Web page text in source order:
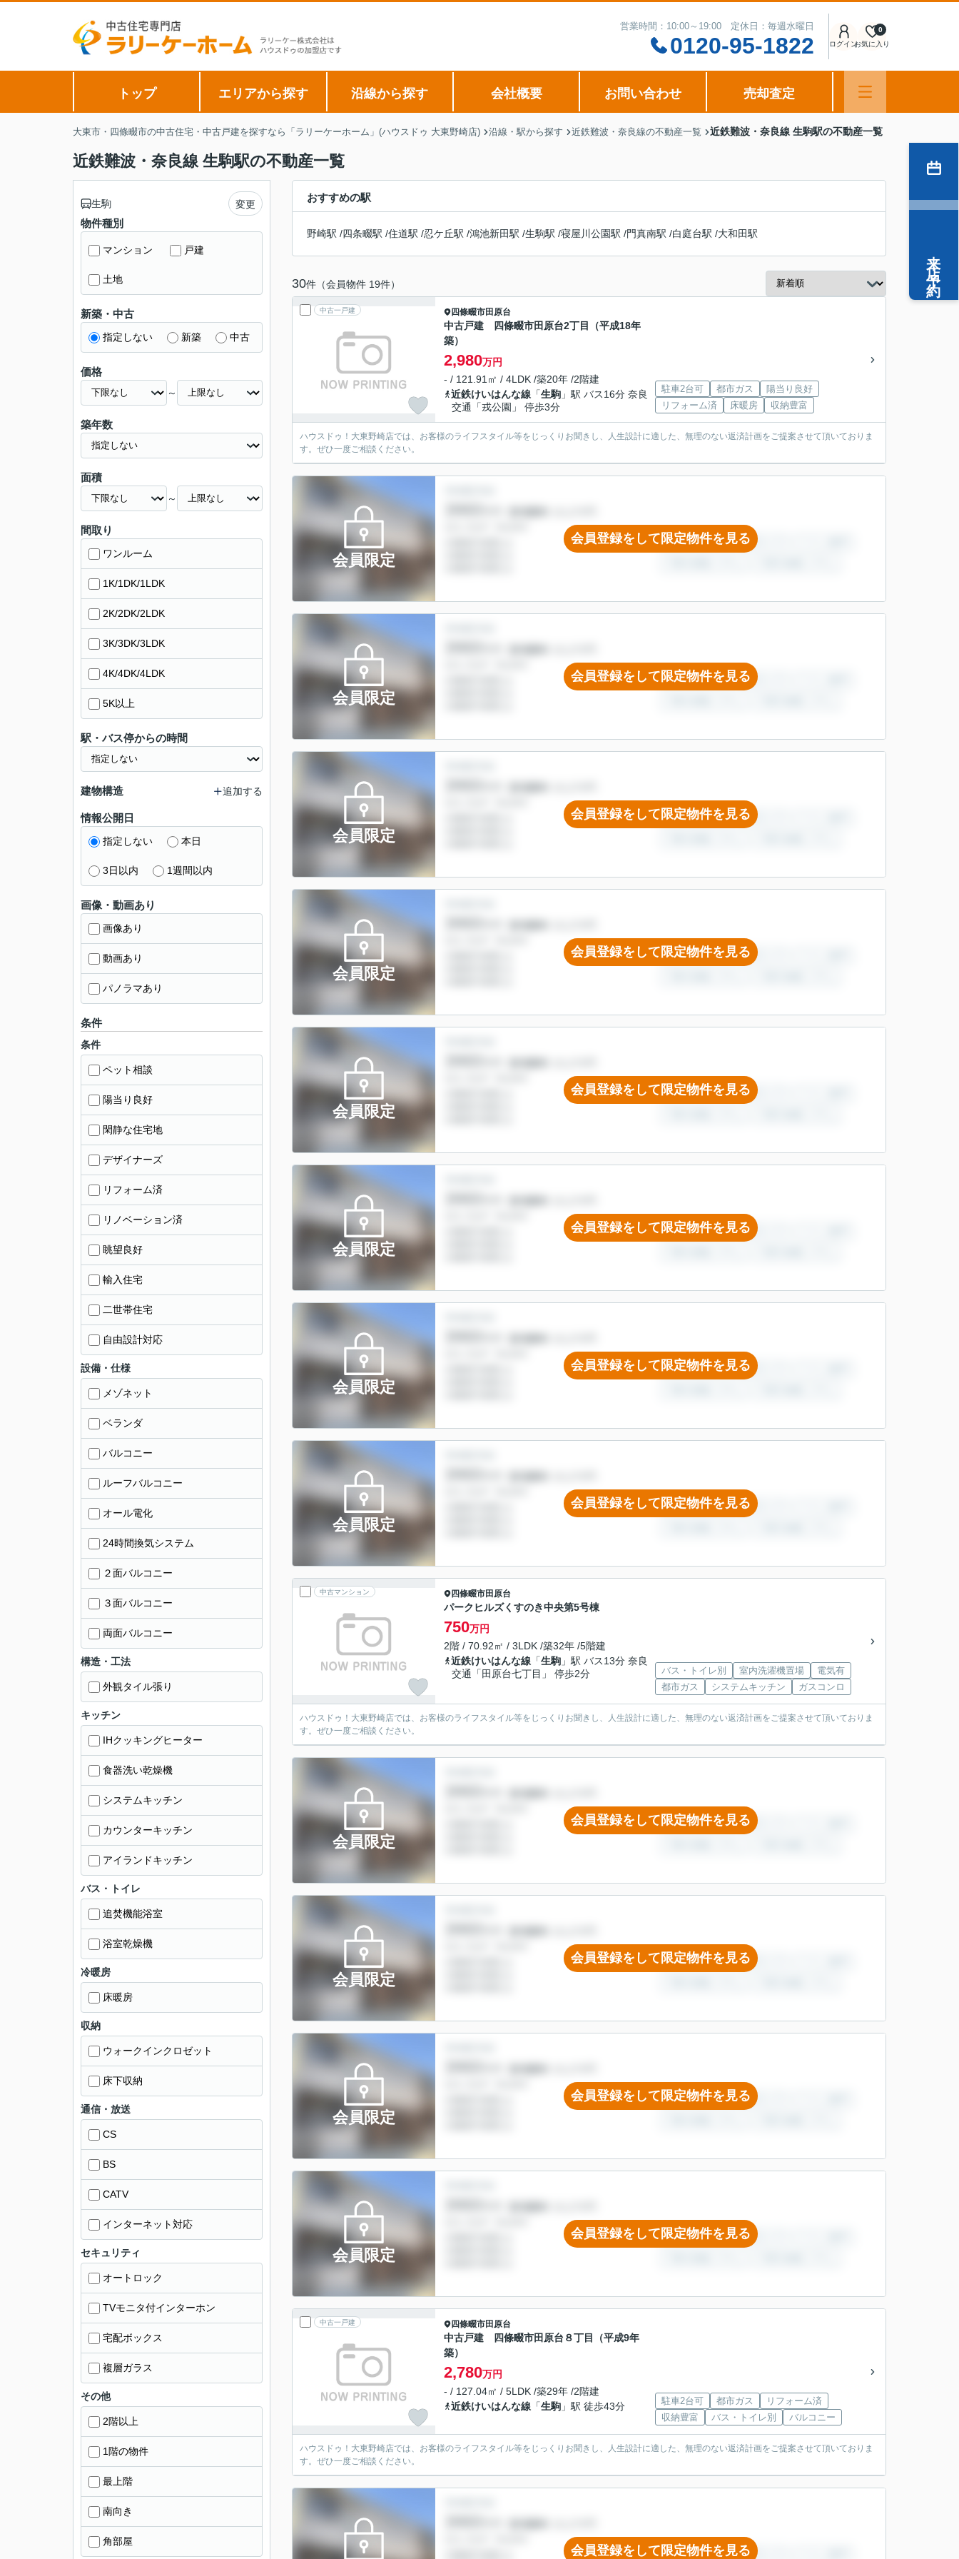
営業時間：10:00～19:00 定休日：毎週水曜日
0120-95-1822 ログインお気に入り
0
トップ エリアから探す 沿線から探す 会社概要 お問い合わせ 売却査定
大東市・四條畷市の中古住宅・中古戸建を探すなら「ラリーケーホーム」(ハウスドゥ 大東野崎店) 沿線・駅から探す 近鉄難波・奈良線の不動産一覧 近鉄難波・奈良線 生駒駅の不動産一覧
近鉄難波・奈良線 生駒駅の不動産一覧
おすすめの駅
野崎駅 /四条畷駅 /住道駅 /忍ケ丘駅 /鴻池新田駅 /生駒駅 /寝屋川公園駅 /門真南駅 /白庭台駅 /大和田駅
30件（会員物件 19件）
中古一戸建 四條畷市田原台
中古戸建 四條畷市田原台2丁目（平成18年
築）
2,980万円
- / 121.91㎡ / 4LDK /築20年 /2階建
近鉄けいはんな線 「生駒 」駅 バス16分 奈良
交通「戎公園」 停歩3分
駐車2台可 都市ガス
陽当り良好
リフォーム済
床暖房 収納豊富
ハウスドゥ！大東野崎店では、お客様のライフスタイル等をじっくりお聞きし、人生設計に適した、無理のない返済計画をご提案させて頂いておりま
す。ぜひ一度ご相談ください。
会員限定
会員登録をして限定物件を見る
会員限定
会員登録をして限定物件を見る
会員限定
会員登録をして限定物件を見る
会員限定
会員登録をして限定物件を見る
会員限定
会員登録をして限定物件を見る
会員限定
会員登録をして限定物件を見る
会員限定
会員登録をして限定物件を見る
会員限定
会員登録をして限定物件を見る
中古マンション 四條畷市田原台
パークヒルズくすのき中央第5号棟
750万円
2階 / 70.92㎡ / 3LDK /築32年 /5階建
近鉄けいはんな線 「生駒 」駅 バス13分 奈良
交通「田原台七丁目」 停歩2分
バス・トイレ別 室内洗濯機置場
電気有
都市ガス
システムキッチン ガスコンロ
ハウスドゥ！大東野崎店では、お客様のライフスタイル等をじっくりお聞きし、人生設計に適した、無理のない返済計画をご提案させて頂いておりま
す。ぜひ一度ご相談ください。
会員限定
会員登録をして限定物件を見る
会員限定
会員登録をして限定物件を見る
会員限定
会員登録をして限定物件を見る
会員限定
会員登録をして限定物件を見る
中古一戸建 四條畷市田原台
中古戸建 四條畷市田原台８丁目（平成9年
築）
2,780万円
- / 127.04㎡ / 5LDK /築29年 /2階建
近鉄けいはんな線 「生駒 」駅 徒歩43分 駐車2台可 都市ガス
リフォーム済
収納豊富
バス・トイレ別 バルコニー
ハウスドゥ！大東野崎店では、お客様のライフスタイル等をじっくりお聞きし、人生設計に適した、無理のない返済計画をご提案させて頂いておりま
す。ぜひ一度ご相談ください。
会員登録をして限定物件を見る
生駒 変更
物件種別
マンション 戸建
土地
新築・中古
指定しない 新築 中古
価格
～
築年数
面積
～
間取り
ワンルーム
1K/1DK/1LDK
2K/2DK/2LDK
3K/3DK/3LDK
4K/4DK/4LDK
5K以上
駅・バス停からの時間
建物構造 追加する
情報公開日
指定しない 本日
3日以内 1週間以内
画像・動画あり
画像あり
動画あり
パノラマあり
条件
条件
ペット相談
陽当り良好
閑静な住宅地
デザイナーズ
リフォーム済
リノベーション済
眺望良好
輸入住宅
二世帯住宅
自由設計対応
設備・仕様
メゾネット
ベランダ
バルコニー
ルーフバルコニー
オール電化
24時間換気システム
２面バルコニー
３面バルコニー
両面バルコニー
構造・工法
外観タイル張り
キッチン
IHクッキングヒーター
食器洗い乾燥機
システムキッチン
カウンターキッチン
アイランドキッチン
バス・トイレ
追焚機能浴室
浴室乾燥機
冷暖房
床暖房
収納
ウォークインクロゼット
床下収納
通信・放送
CS
BS
CATV
インターネット対応
セキュリティ
オートロック
TVモニタ付インターホン
宅配ボックス
複層ガラス
その他
2階以上
1階の物件
最上階
南向き
角部屋
来店予約